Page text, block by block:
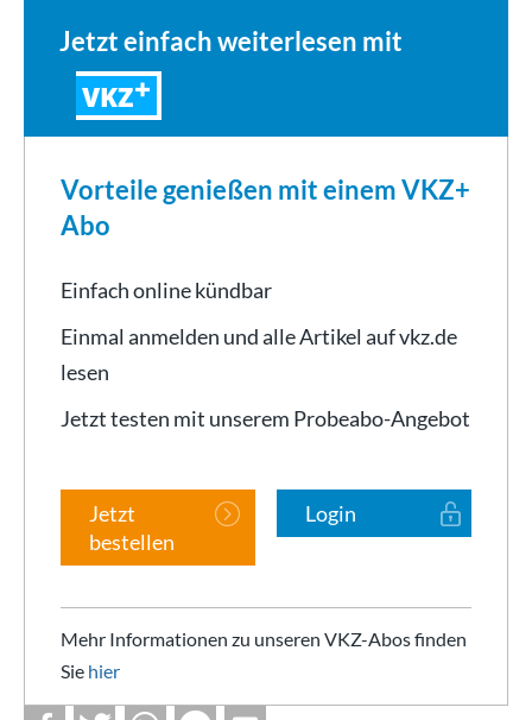
Jetzt einfach weiterlesen mit
VKZ
Vorteile genießen mit einem VKZ+
Abo
Einfach online kündbar
Einmal anmelden und alle Artikel auf vkz.de
lesen
Jetzt testen mit unserem Probeabo-Angebot
Jetzt
bestellen
Login
Mehr Informationen zu unseren VKZ-Abos finden
Sie hier